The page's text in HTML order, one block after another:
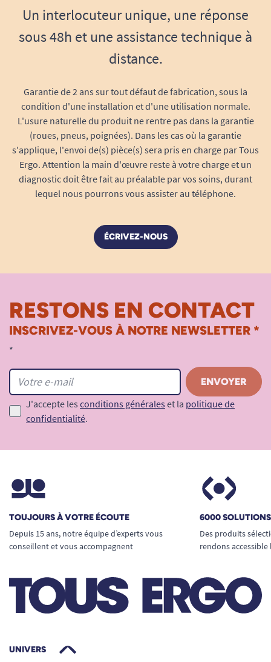
Un interlocuteur unique, une réponse
sous 48h et une assistance technique à
distance.
Garantie de 2 ans sur tout défaut de fabrication, sous la
condition d'une installation et d'une utilisation normale.
L'usure naturelle du produit ne rentre pas dans la garantie
(roues, pneus, poignées). Dans les cas où la garantie
s'applique, l'envoi de(s) pièce(s) sera pris en charge par Tous
Ergo. Attention la main d'œuvre reste à votre charge et un
diagnostic doit être fait au préalable par vos soins, durant
lequel nous pourrons vous assister au téléphone.
ÉCRIVEZ-NOUS
RESTONS EN CONTACT
INSCRIVEZ-VOUS À NOTRE NEWSLETTER *
*
J'accepte les conditions générales et la politique de
confidentialité.
TOUJOURS À VOTRE ÉCOUTE
Depuis 15 ans, notre équipe d’experts vous
conseillent et vous accompagnent
6000
Des produits
rendons
UNIVERS